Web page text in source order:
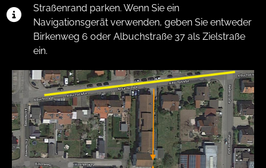
Straßenrand parken. Wenn Sie ein
Navigationsgerät verwenden, geben Sie entweder
Birkenweg 6 oder Albuchstraße 37 als Zielstraße
ein.